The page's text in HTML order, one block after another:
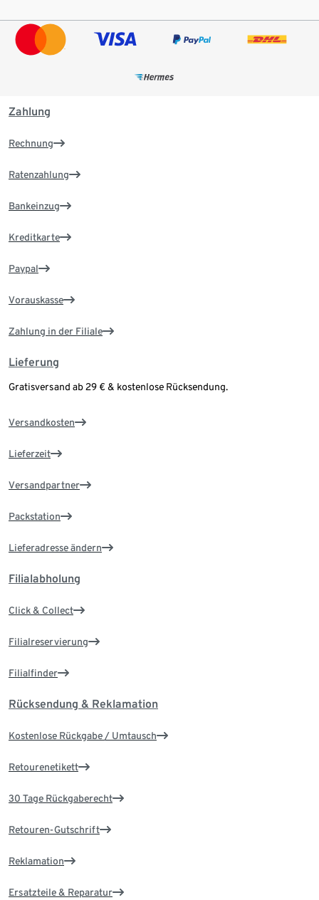
Zahlung
Rechnung
Ratenzahlung
Bankeinzug
Kreditkarte
Paypal
Vorauskasse
Zahlung in der Filiale
Lieferung
Gratisversand ab 29 € & kostenlose Rücksendung.
Versandkosten
Lieferzeit
Versandpartner
Packstation
Lieferadresse ändern
Filialabholung
Click & Collect
Filialreservierung
Filialfinder
Rücksendung & Reklamation
Kostenlose Rückgabe / Umtausch
Retourenetikett
30 Tage Rückgaberecht
Retouren-Gutschrift
Reklamation
Ersatzteile & Reparatur